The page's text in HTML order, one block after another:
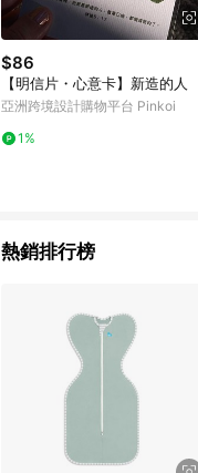
合贈點資格 6.若因系統異常無法追蹤訂單，致使消費者無接收到點數回饋，蝦皮保有更改條款與法律追訴之權利 7.
LINE購物商品價格若與蝦皮
蝦皮系統盼為最終判定標準
$86
【明信片・心意卡】新造的人
亞洲跨境設計購物平台 Pinkoi
1%
熱銷排行榜